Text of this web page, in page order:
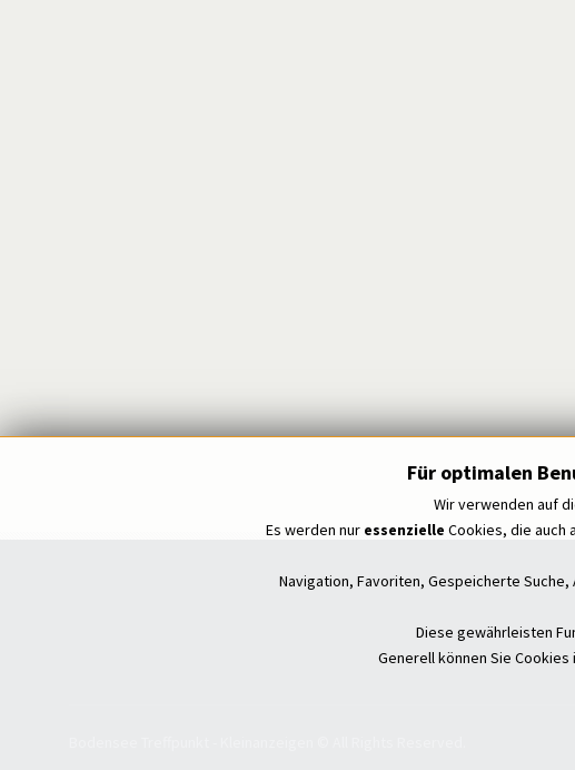
Für optimalen
Wir verwenden auf
Es werden nur essenzielle Cookies, die auch
Navigation, Favoriten, Gespeicherte
Diese gewährleisten
Generell können Sie